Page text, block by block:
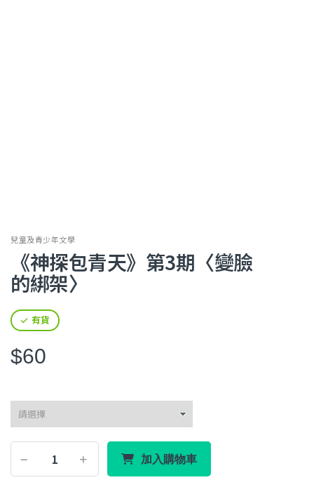
兒童及青少年文學
《神探包青天》第3期〈變臉
的綁架〉
有貨
$60
加入購物車